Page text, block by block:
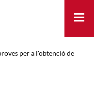
per a l'obtenció de